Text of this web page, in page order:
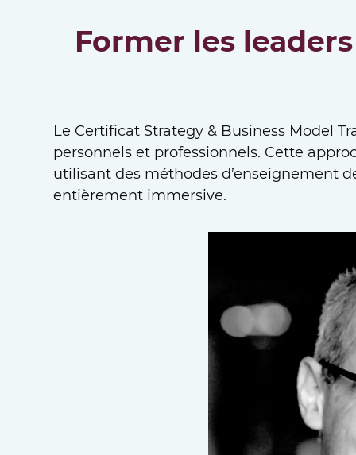
Former les
Le Certificat Strategy & Business Model
personnels et professionnels. Cette
utilisant des méthodes d’enseignement
entièrement immersive.